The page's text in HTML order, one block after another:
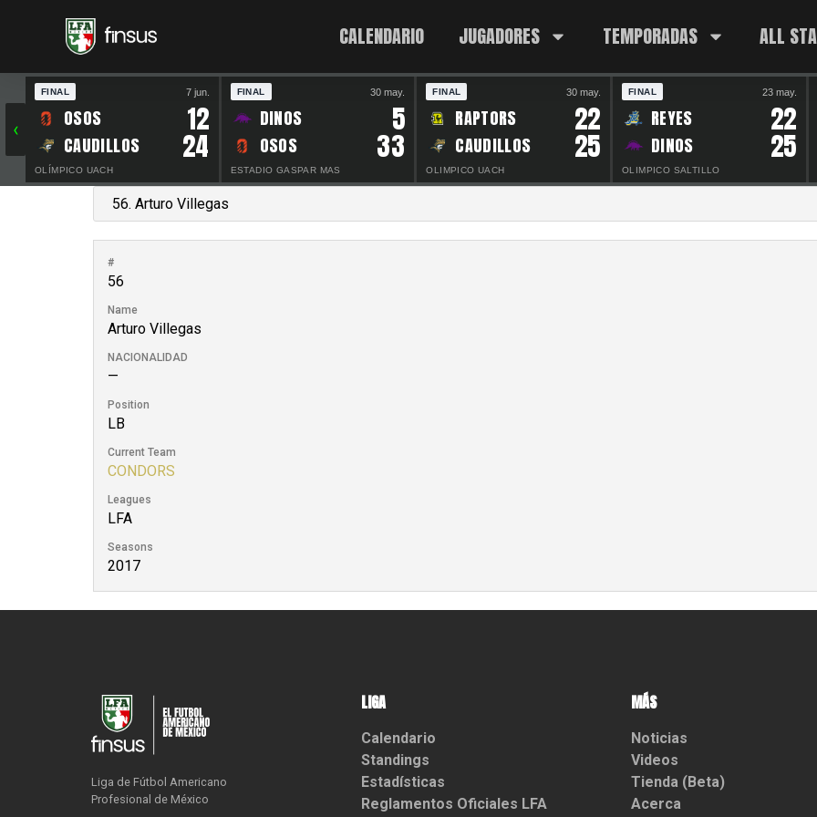
CALENDARIO JUGADORES TEMPORADAS ALL
‹
FINAL 7 jun.
OSOS 12
CAUDILLOS 24
OLÍMPICO UACH
FINAL 30 may.
DINOS 5
OSOS 33
ESTADIO GASPAR MAS
FINAL 30 may.
RAPTORS 22
CAUDILLOS 25
OLIMPICO UACH
FINAL 23 may.
REYES 22
DINOS 25
OLIMPICO SALTILLO
#
56
Name
Arturo Villegas
NACIONALIDAD
—
Position
LB
Current Team
CONDORS
Leagues
LFA
Seasons
2017
Liga de Fútbol Americano
Profesional de México
LIGA
Calendario
Standings
Estadísticas
Reglamentos Oficiales LFA
MÁS
Noticias
Videos
Tienda (Beta)
Acerca